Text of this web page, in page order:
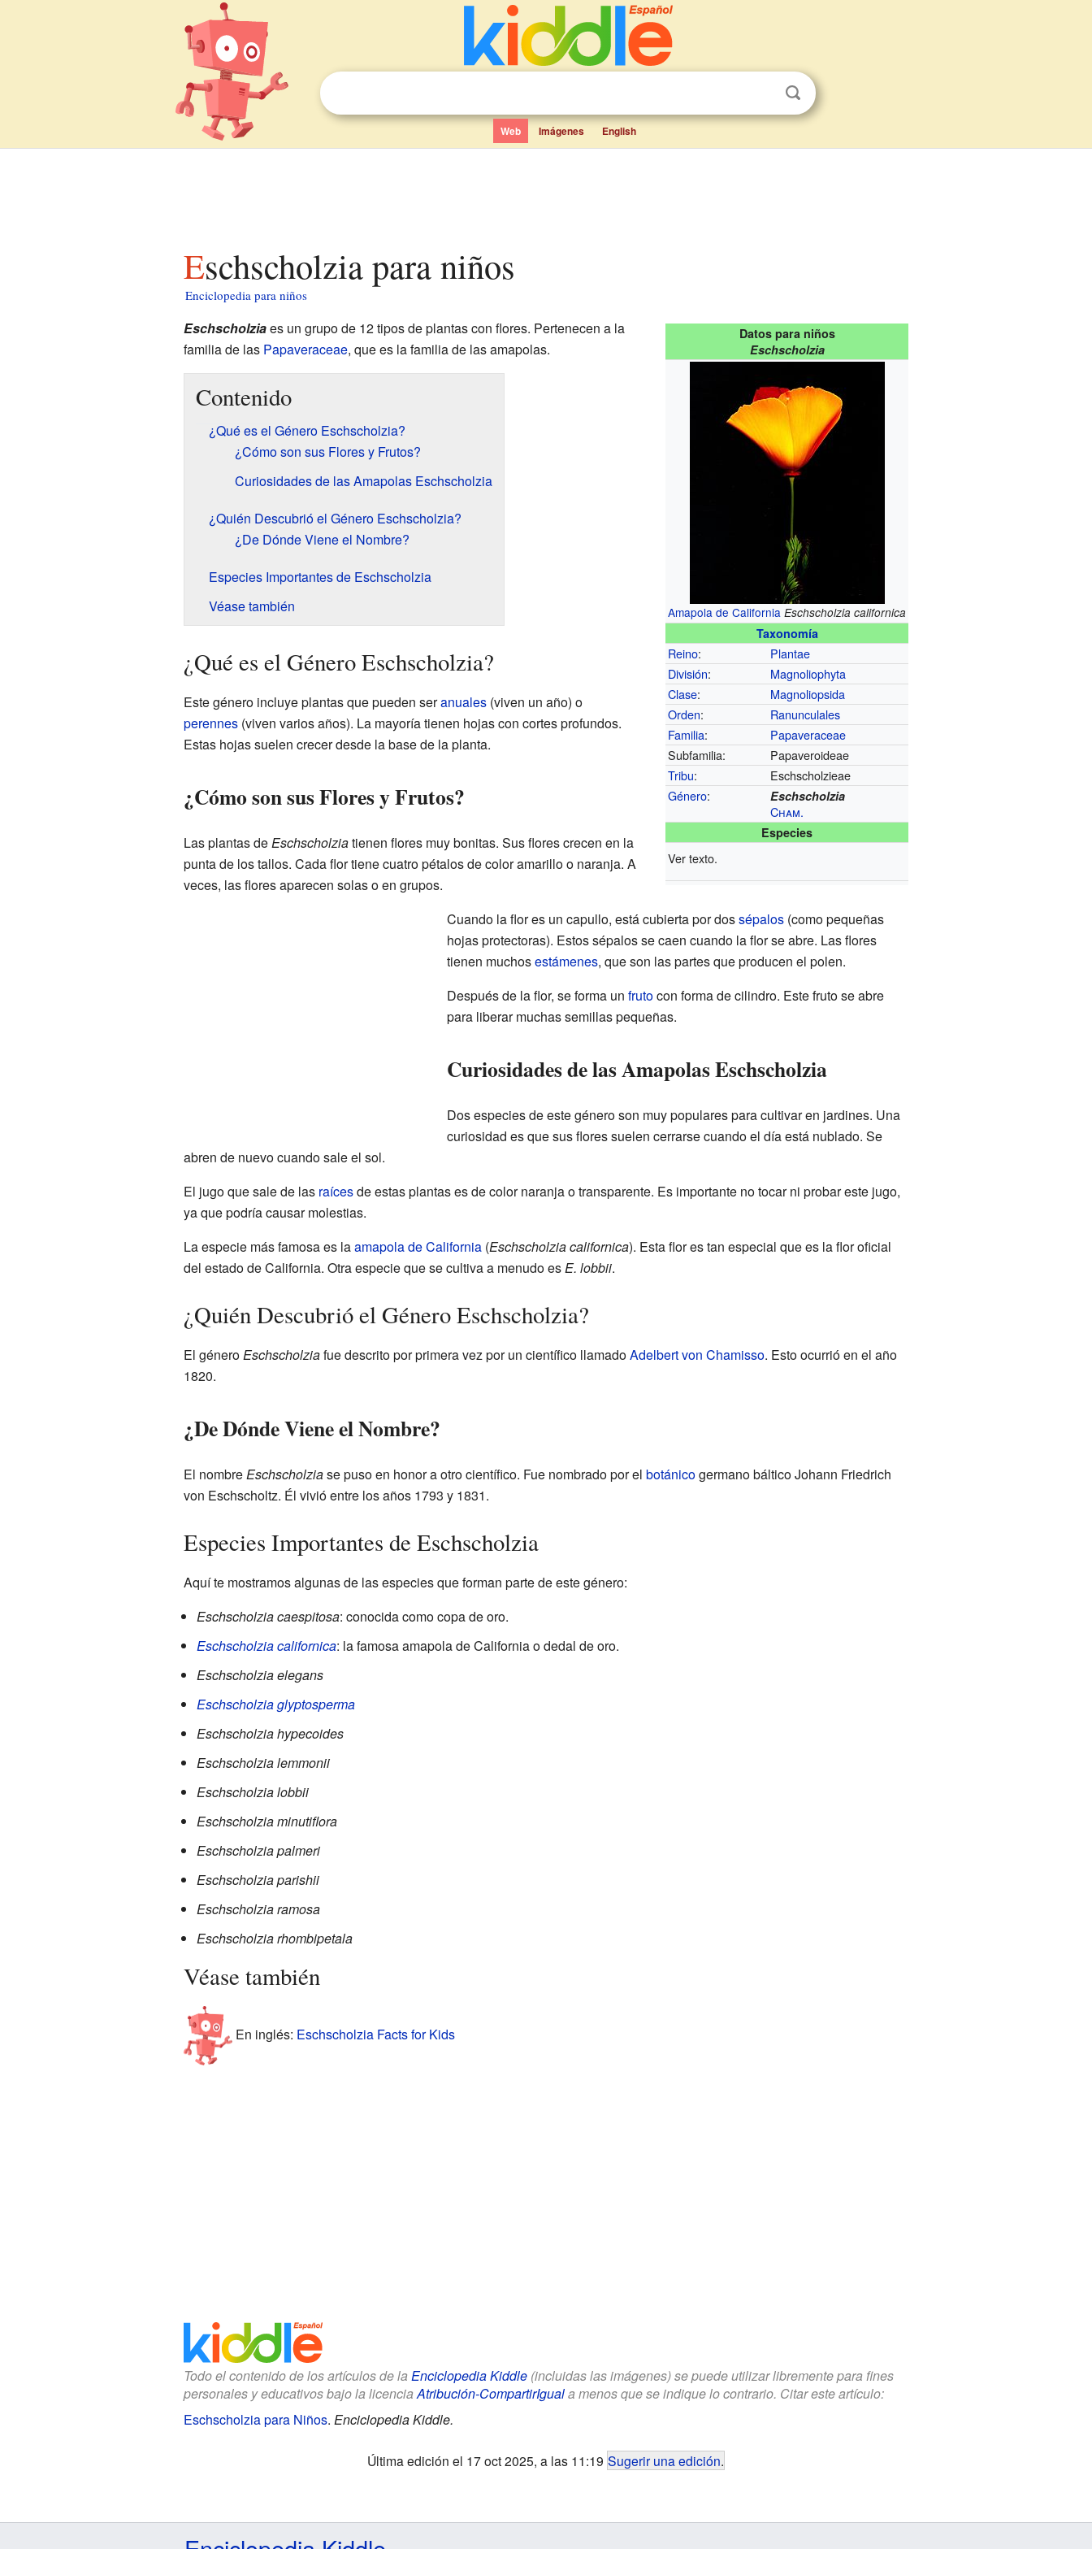
Web Imágenes English
Eschscholzia para niños
Enciclopedia para niños
Datos para niños
Eschscholzia
Amapola de California Eschscholzia californica
Taxonomía
Reino:
Plantae
División:
Magnoliophyta
Clase:
Magnoliopsida
Orden:
Ranunculales
Familia:
Papaveraceae
Subfamilia:
Papaveroideae
Tribu:
Eschscholzieae
Género: Eschscholzia
Cham.
Especies
Ver texto.
Eschscholziaes un grupo de 12 tipos de plantas con flores. Pertenecen a la
familia de las Papaveraceae, que es la familia de las amapolas.
Contenido
¿Qué es el Género Eschscholzia?
¿Cómo son sus Flores y Frutos?
Curiosidades de las Amapolas Eschscholzia
¿Quién Descubrió el Género Eschscholzia?
¿De Dónde Viene el Nombre?
Especies Importantes de Eschscholzia
Véase también
¿Qué es el Género Eschscholzia?
Este género incluye plantas que pueden seranuales(viven un año) o
perennes(viven varios años). La mayoría tienen hojas con cortes profundos.
Estas hojas suelen crecer desde la base de la planta.
¿Cómo son sus Flores y Frutos?
Las plantas deEschscholziatienen flores muy bonitas. Sus flores crecen en la
punta de los tallos. Cada flor tiene cuatro pétalos de color amarillo o naranja. A
veces, las flores aparecen solas o en grupos.
Cuando la flor es un capullo, está cubierta por dossépalos(como pequeñas
hojas protectoras). Estos sépalos se caen cuando la flor se abre. Las flores
tienen muchosestámenes, que son las partes que producen el polen.
Después de la flor, se forma un frutocon forma de cilindro. Este fruto se abre
para liberar muchas semillas pequeñas.
Curiosidades de las Amapolas Eschscholzia
Dos especies de este género son muy populares para cultivar en jardines. Una
curiosidad es que sus flores suelen cerrarse cuando el día está nublado. Se
abren de nuevo cuando sale el sol.
El jugo que sale de las raícesde estas plantas es de color naranja o transparente. Es importante no tocar ni probar este jugo,
ya que podría causar molestias.
La especie más famosa es laamapola de California(Eschscholzia californica). Esta flor es tan especial que es la flor oficial
del estado de California. Otra especie que se cultiva a menudo esE. lobbii.
¿Quién Descubrió el Género Eschscholzia?
El géneroEschscholziafue descrito por primera vez por un científico llamadoAdelbert von Chamisso. Esto ocurrió en el año
1820.
¿De Dónde Viene el Nombre?
El nombreEschscholziase puso en honor a otro científico. Fue nombrado por el botánicogermano báltico Johann Friedrich
von Eschscholtz. Él vivió entre los años 1793 y 1831.
Especies Importantes de Eschscholzia
Aquí te mostramos algunas de las especies que forman parte de este género:
Eschscholzia caespitosa: conocida como copa de oro.
Eschscholzia californica: la famosa amapola de California o dedal de oro.
Eschscholzia elegans
Eschscholzia glyptosperma
Eschscholzia hypecoides
Eschscholzia lemmonii
Eschscholzia lobbii
Eschscholzia minutiflora
Eschscholzia palmeri
Eschscholzia parishii
Eschscholzia ramosa
Eschscholzia rhombipetala
Véase también
En inglés: Eschscholzia Facts for Kids
Todo el contenido de los artículos de la Enciclopedia Kiddle(incluidas las imágenes) se puede utilizar libremente para fines
personales y educativos bajo la licenciaAtribución-CompartirIguala menos que se indique lo contrario. Citar este artículo:
Eschscholzia para Niños. Enciclopedia Kiddle.
Última edición el 17 oct 2025, a las 11:19 Sugerir una edición.